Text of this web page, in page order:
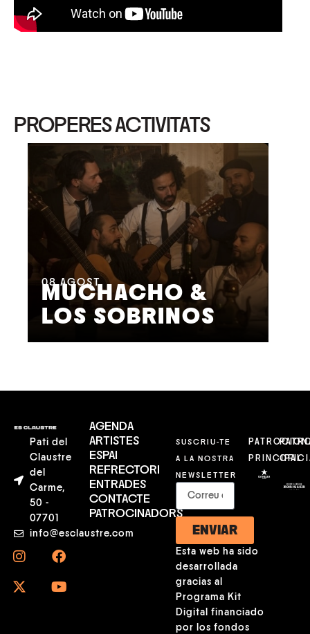
PROPERES ACTIVITATS
08 AGOST
MUCHACHO &
LOS SOBRINOS
Pati del
Claustre
del
Carme,
50 -
07701
info@esclaustre.com
AGENDA
ARTISTES
ESPAI
REFRECTORI
ENTRADES
CONTACTE
PATROCINADORS
SUSCRIU-TE
A LA NOSTRA
NEWSLETTER
ENVIAR
Esta web ha sido
desarrollada
gracias al
Programa Kit
Digital financiado
por los fondos
PRINCIPAL